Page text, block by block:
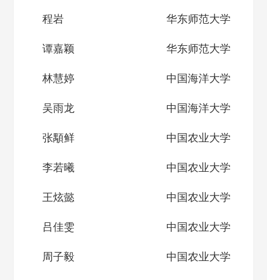
程岩 华东师范大学
谭嘉颖 华东师范大学
林慧婷 中国海洋大学
吴雨龙 中国海洋大学
张顒鲜 中国农业大学
李若曦 中国农业大学
王炫懿 中国农业大学
吕佳雯 中国农业大学
周子毅 中国农业大学